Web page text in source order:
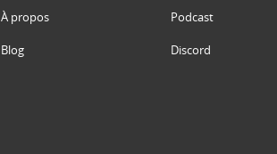
À propos
Blog
Podcast
Discord